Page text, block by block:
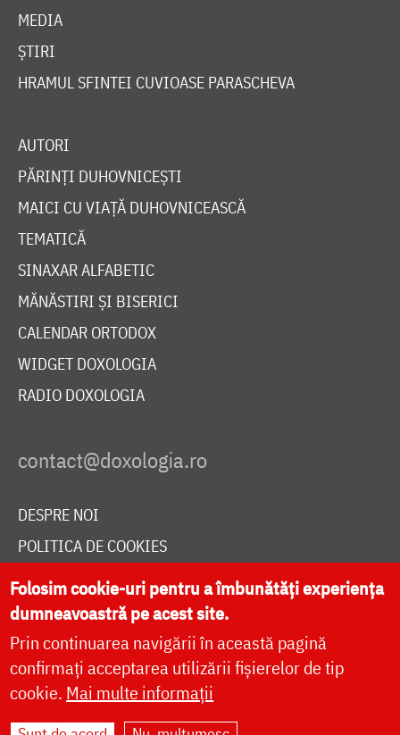
MEDIA
ȘTIRI
HRAMUL SFINTEI CUVIOASE PARASCHEVA
AUTORI
PĂRINȚI DUHOVNICEȘTI
MAICI CU VIAȚĂ DUHOVNICEASCĂ
TEMATICĂ
SINAXAR ALFABETIC
MĂNĂSTIRI ȘI BISERICI
CALENDAR ORTODOX
WIDGET DOXOLOGIA
RADIO DOXOLOGIA
DESPRE NOI
POLITICA DE COOKIES
DONEAZĂ ONLINE PENTRU CATEDRALA NAȚIONALĂ
LIVE
Folosim cookie-uri pentru a îmbunătăți experiența
dumneavoastră pe acest site.
Prin continuarea navigării în această pagină
confirmați acceptarea utilizării fișierelor de tip
cookie. Mai multe informații